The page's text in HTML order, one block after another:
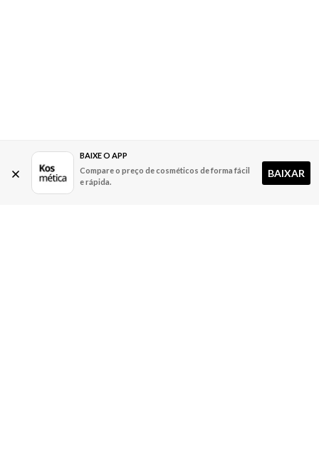
BAIXE O APP
Compare o preço de cosméticos de forma fácil
e rápida.
BAIXAR